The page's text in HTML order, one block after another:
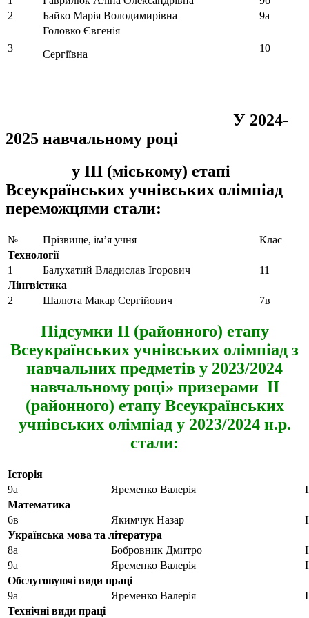
2
Байко Марія Володимирівна 9а
3
Головко Євгенія
Сергіївна
10
У 2024-
2025 навчальному році
у ІІІ (міському) етапі
Всеукраїнських учнівських олімпіад
переможцями стали:
№ Прізвище, ім’я учня
Клас
Технології
1
Балухатий Владислав Ігорович
11
Лінгвістика
2
Шалюта Макар Сергійович 7в
Підсумки ІІ (районного) етапу
Всеукраїнських учнівських олімпіад з
навчальних предметів у 2023/2024
навчальному році» призерами ІІ
(районного) етапу Всеукраїнських
учнівських олімпіад у 2023/2024 н.р.
стали:
Історія
9а
Яременко Валерія
Математика
6в
Якимчук Назар
Українська мова та література
8а
Бобровник Дмитро
9а
Яременко Валерія
Обслуговуючі види праці
9а
Яременко Валерія
Технічні види праці